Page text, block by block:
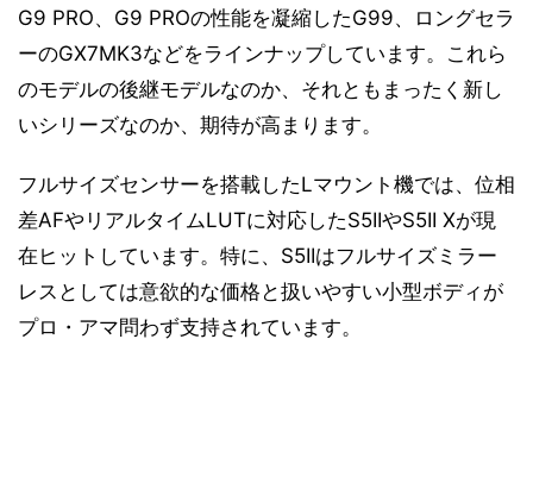
G9 PRO、G9 PROの性能を凝縮したG99、ロングセラ
ーのGX7MK3などをラインナップしています。これら
のモデルの後継モデルなのか、それともまったく新し
いシリーズなのか、期待が高まります。
フルサイズセンサーを搭載したLマウント機では、位相
差AFやリアルタイムLUTに対応したS5IIやS5II Xが現
在ヒットしています。特に、S5IIはフルサイズミラー
レスとしては意欲的な価格と扱いやすい小型ボディが
プロ・アマ問わず支持されています。